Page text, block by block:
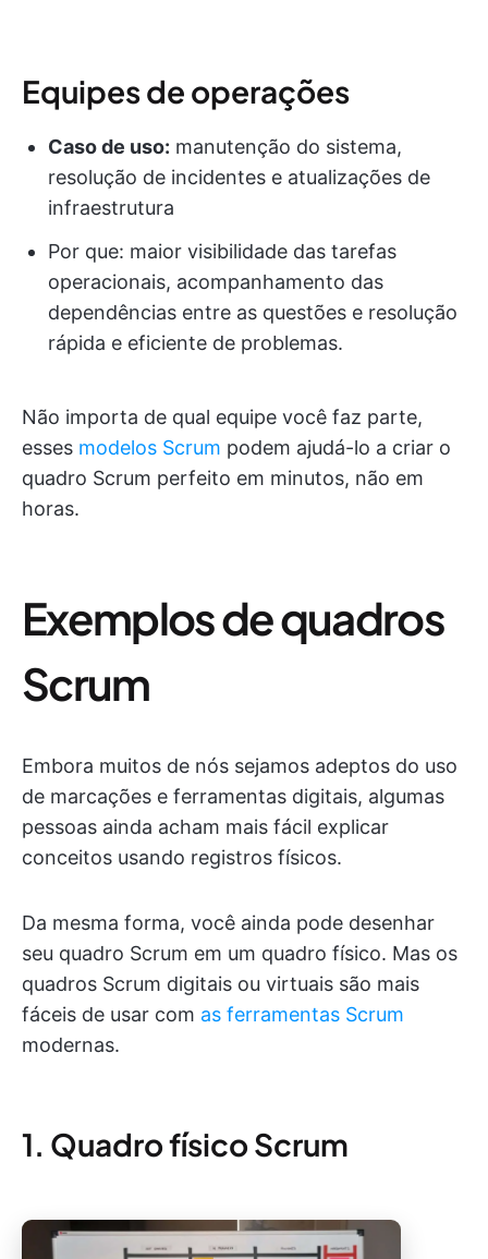
Equipes de operações
Caso de uso: manutenção do sistema,
resolução de incidentes e atualizações de
infraestrutura
Por que: maior visibilidade das tarefas
operacionais, acompanhamento das
dependências entre as questões e resolução
rápida e eficiente de problemas.
Não importa de qual equipe você faz parte,
esses modelos Scrum podem ajudá-lo a criar o
quadro Scrum perfeito em minutos, não em
horas.
Exemplos de quadros
Scrum
Embora muitos de nós sejamos adeptos do uso
de marcações e ferramentas digitais, algumas
pessoas ainda acham mais fácil explicar
conceitos usando registros físicos.
Da mesma forma, você ainda pode desenhar
seu quadro Scrum em um quadro físico. Mas os
quadros Scrum digitais ou virtuais são mais
fáceis de usar com as ferramentas Scrum
modernas.
1. Quadro físico Scrum